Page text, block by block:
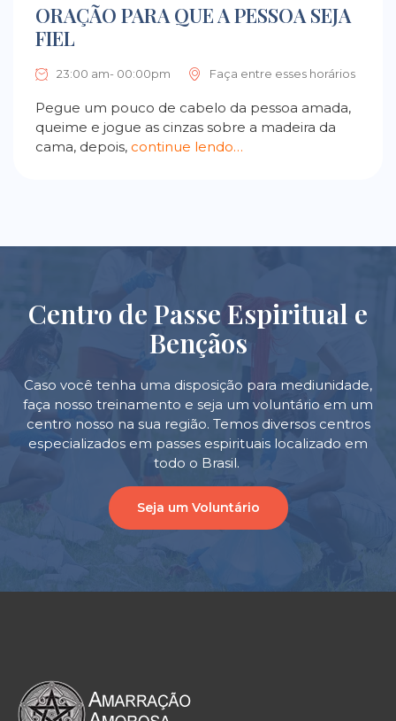
ORAÇÃO PARA QUE A PESSOA SEJA
FIEL
23:00 am- 00:00pm Faça entre esses horários
Pegue um pouco de cabelo da pessoa amada,
queime e jogue as cinzas sobre a madeira da
cama, depois, continue lendo…
Centro de Passe Espiritual e
Bençãos
Caso você tenha uma disposição para mediunidade,
faça nosso treinamento e seja um voluntário em um
centro nosso na sua região. Temos diversos centros
especializados em passes espirituais localizado em
todo o Brasil.
Seja um Voluntário